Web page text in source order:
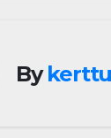
By